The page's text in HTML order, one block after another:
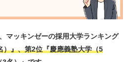
マッキンゼーの採用大学ランキング
）』、第2位『慶應義塾大学（5